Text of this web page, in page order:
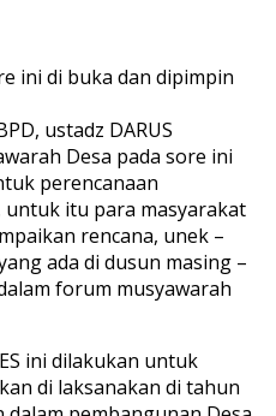
ini di buka dan dipimpin
ustadz DARUS
Desa pada sore ini
perencanaan
untuk itu para masyarakat
rencana, unek –
ada di dusun masing –
forum musyawarah
ini dilakukan untuk
di laksanakan di tahun